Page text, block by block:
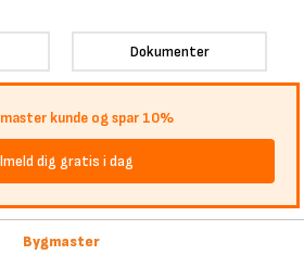
Dokumenter
kunde og spar 10%
dig gratis i dag
Bygmaster